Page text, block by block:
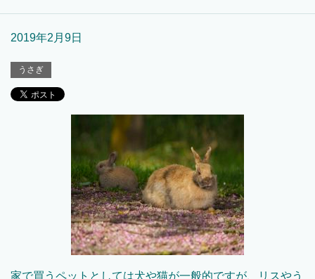
2019年2月9日
うさぎ
家で買うペットとしては犬や猫が一般的ですが、リスやう